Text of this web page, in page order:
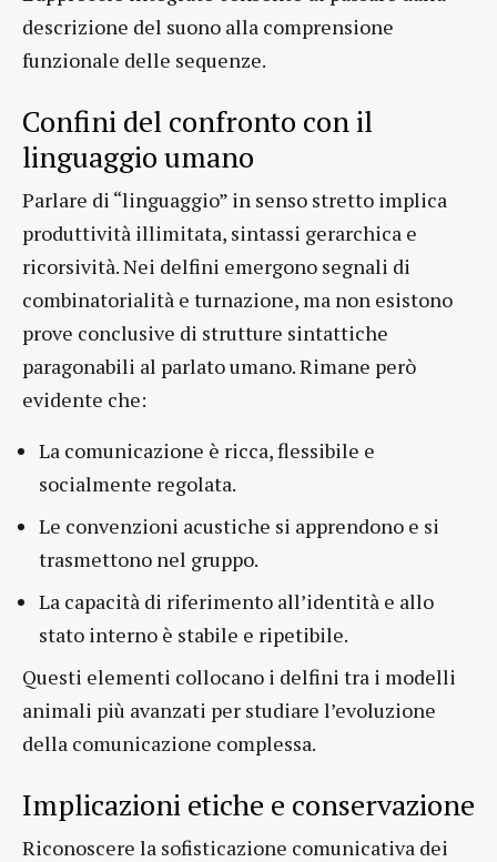
descrizione del suono alla comprensione
funzionale delle sequenze.
Confini del confronto con il
linguaggio umano
Parlare di “linguaggio” in senso stretto implica
produttività illimitata, sintassi gerarchica e
ricorsività. Nei delfini emergono segnali di
combinatorialità e turnazione, ma non esistono
prove conclusive di strutture sintattiche
paragonabili al parlato umano. Rimane però
evidente che:
La comunicazione è ricca, flessibile e
socialmente regolata.
Le convenzioni acustiche si apprendono e si
trasmettono nel gruppo.
La capacità di riferimento all’identità e allo
stato interno è stabile e ripetibile.
Questi elementi collocano i delfini tra i modelli
animali più avanzati per studiare l’evoluzione
della comunicazione complessa.
Implicazioni etiche e conservazione
Riconoscere la sofisticazione comunicativa dei